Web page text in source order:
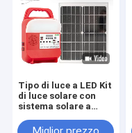
Tipo di luce a LED Kit
di luce solare con
sistema solare a
Fitting SRE-815